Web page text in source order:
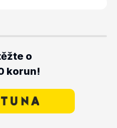
o
korun!